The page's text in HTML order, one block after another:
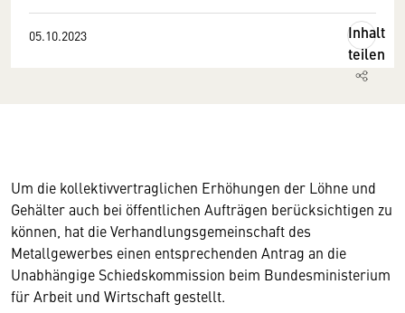
05.10.2023
Inhalt
teilen
Um die kollektivvertraglichen Erhöhungen der Löhne und
Gehälter auch bei öffentlichen Aufträgen berücksichtigen zu
können, hat die Verhandlungsgemeinschaft des
Metallgewerbes einen entsprechenden Antrag an die
Unabhängige Schiedskommission beim Bundesministerium
für Arbeit und Wirtschaft gestellt.